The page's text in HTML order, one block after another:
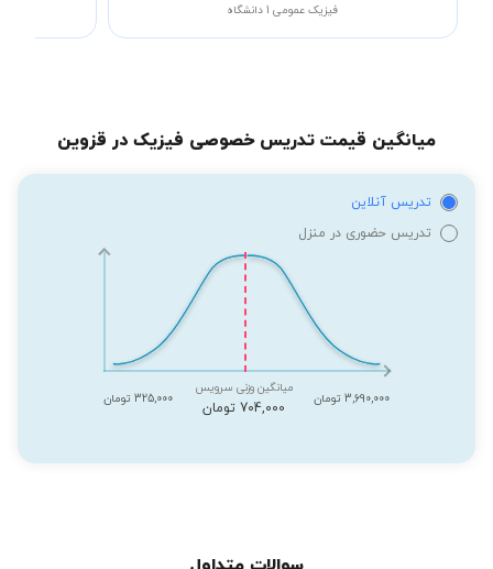
فیزیک عمومی 1 دانشگاه
میانگین قیمت تدریس خصوصی فیزیک در قزوین
تدریس آنلاین
تدریس حضوری در منزل
3,690,000 تومان
میانگین وزنی سرویس
704,000 تومان
325,000 تومان